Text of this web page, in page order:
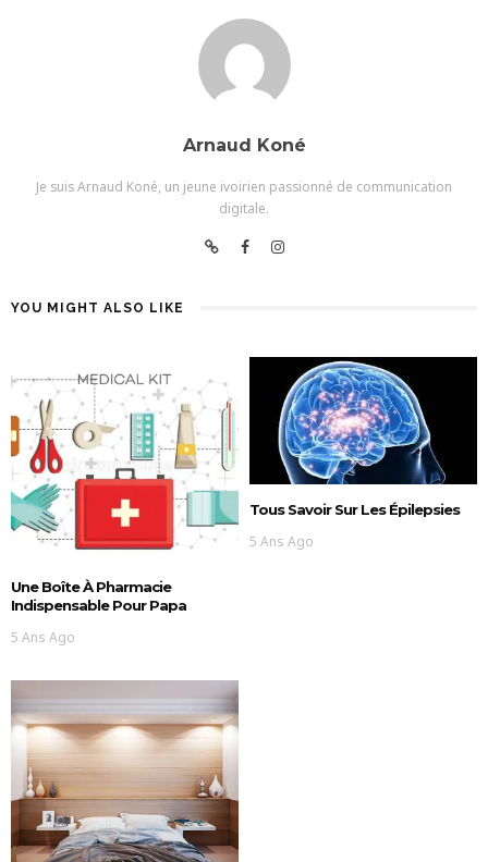
Arnaud Koné
Je suis Arnaud Koné, un jeune ivoirien passionné de communication
digitale.
YOU MIGHT ALSO LIKE
Une Boîte À Pharmacie
Indispensable Pour Papa
5 Ans Ago
Tous Savoir Sur Les Épilepsies
5 Ans Ago